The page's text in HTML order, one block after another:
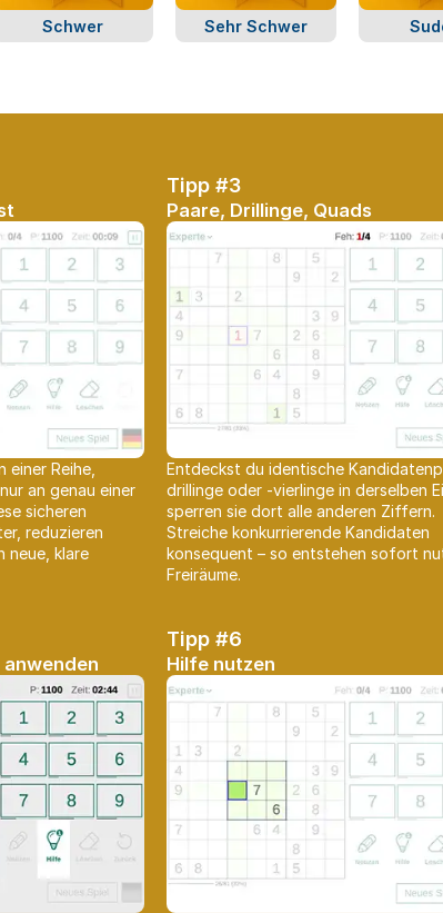
Schwer Sehr Schwer
einer Reihe,
an genau einer
sicheren
reduzieren
neue, klare
Tipp #3
Paare, Drillinge, Quads
Entdeckst du identische
drillinge oder -vierlinge in derselben
sperren sie dort alle anderen Ziffern.
Streiche konkurrierende Kandidaten
konsequent – so entstehen sofort
Freiräume.
Tipp #6
Hilfe nutzen